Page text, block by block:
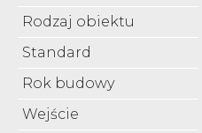
Rodzaj obiektu
Standard
Rok budowy
Wejście